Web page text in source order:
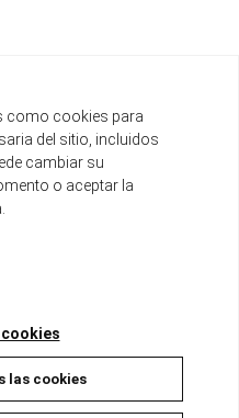
200 páginas
como cookies para
del sitio, incluidos
cambiar su
o aceptar la
las cookies